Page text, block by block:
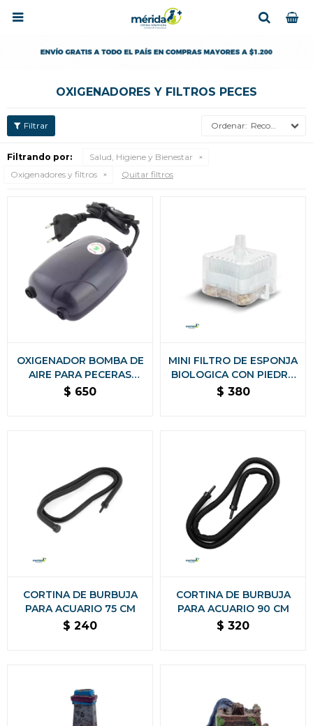

OXIGENADORES Y FILTROS PECES
Recomendados
Filtrando por:
Salud, Higiene y Bienestar
Oxigenadores y filtros
Quitar filtros
OXIGENADOR BOMBA DE
AIRE PARA PECERAS
ACUARIO 2 SALIDA
$ 650
MINI FILTRO DE ESPONJA
BIOLOGICA CON PIEDRA
DE AIRE
$ 380
CORTINA DE BURBUJA
PARA ACUARIO 75 CM
$ 240
CORTINA DE BURBUJA
PARA ACUARIO 90 CM
$ 320